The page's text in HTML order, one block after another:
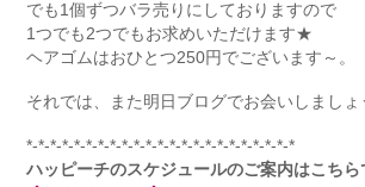
でも1個ずつバラ売りにしておりますので
1つでも2つでもお求めいただけます★
ヘアゴムはおひとつ250円でございます～。
それでは、また明日ブログでお会いしましょ
*-*-*-*-*-*-*-*-*-*-*-*-*-*-*-*-*-*-*-*-*-*-*
ハッピーチのスケジュールのご案内はこちら